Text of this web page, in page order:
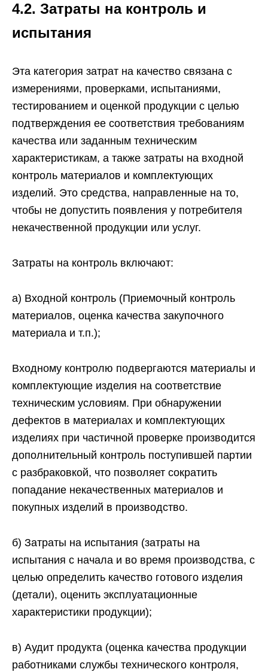
4.2. Затраты на контроль и
испытания
Эта категория затрат на качество связана с
измерениями, проверками, испытаниями,
тестированием и оценкой продукции с целью
подтверждения ее соответствия требованиям
качества или заданным техническим
характеристикам, а также затраты на входной
контроль материалов и комплектующих
изделий. Это средства, направленные на то,
чтобы не допустить появления у потребителя
некачественной продукции или услуг.
Затраты на контроль включают:
а) Входной контроль (Приемочный контроль
материалов, оценка качества закупочного
материала и т.п.);
Входному контролю подвергаются материалы и
комплектующие изделия на соответствие
техническим условиям. При обнаружении
дефектов в материалах и комплектующих
изделиях при частичной проверке производится
дополнительный контроль поступившей партии
с разбраковкой, что позволяет сократить
попадание некачественных материалов и
покупных изделий в производство.
б) Затраты на испытания (затраты на
испытания с начала и во время производства, с
целью определить качество готового изделия
(детали), оценить эксплуатационные
характеристики продукции);
в) Аудит продукта (оценка качества продукции
работниками службы технического контроля,